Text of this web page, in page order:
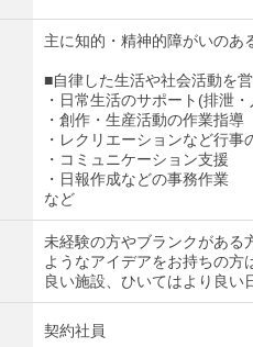
主に知的・精神的障がいのあ
■自律した生活や社会活動を
・日常生活のサポート(排泄
・創作・生産活動の作業指導
・レクリエーションなど行事
・コミュニケーション支援
・日報作成などの事務作業
など
未経験の方やブランクがある
ようなアイデアをお持ちの方
良い施設、ひいてはより良い
契約社員